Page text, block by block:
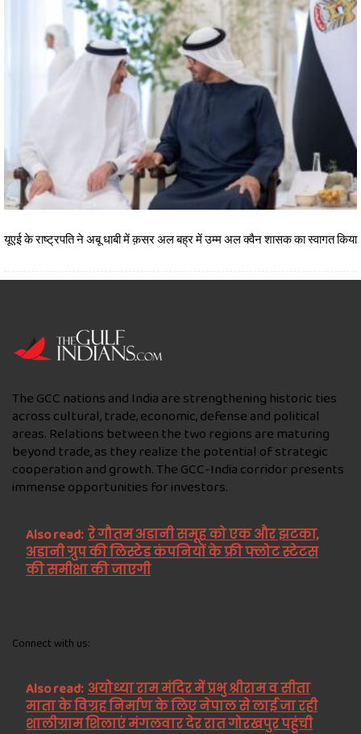
यूएई के राष्ट्रपति ने अबू धाबी में क़सर अल बह्र में उम्म अल क्वैन शासक का स्वागत किया
The GCC nations and India are strengthening historic ties
across cultural, trade, economic, defense and political
areas. Relations between the two regions are maturing
beyond trade, as they realize the potential of strategic
cooperation and growth. The GCC-India corridor presents
immense opportunities for investors.
Also read: रे गौतम अडानी समूह को एक और झटका,
अडानी ग्रुप की लिस्टेड कंपनियों के फ्री फ्लोट स्टेटस
की समीक्षा की जाएगी
Connect with us:
Also read: अयोध्या राम मंदिर में प्रभु श्रीराम व सीता
माता के विग्रह निर्माण के लिए नेपाल से लाई जा रही
शालीग्राम शिलाएं मंगलवार देर रात गोरखपुर पहुंची